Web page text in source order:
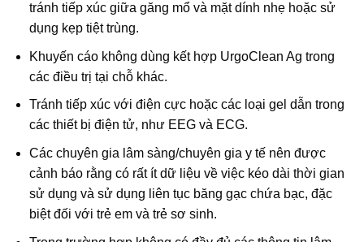
tránh tiếp xúc giữa găng mổ và mặt dính nhẹ hoặc sử
dụng kẹp tiệt trùng.
Khuyến cáo không dùng kết hợp UrgoClean Ag trong
các điều trị tại chỗ khác.
Tránh tiếp xúc với điện cực hoặc các loại gel dẫn trong
các thiết bị điện tử, như EEG và ECG.
Các chuyên gia lâm sàng/chuyên gia y tế nên được
cảnh báo rằng có rất ít dữ liệu về việc kéo dài thời gian
sử dụng và sử dụng liên tục băng gạc chứa bạc, đặc
biệt đối với trẻ em và trẻ sơ sinh.